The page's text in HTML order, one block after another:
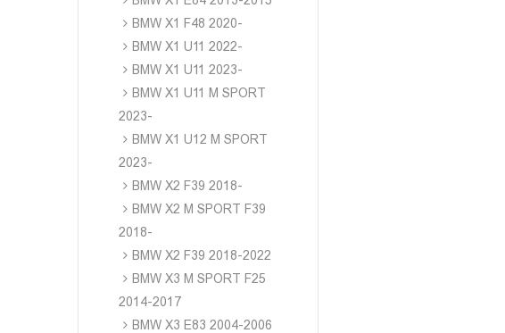
BMW X1 F48 2020-
BMW X1 U11 2022-
BMW X1 U11 2023-
BMW X1 U11 M SPORT
2023-
BMW X1 U12 M SPORT
2023-
BMW X2 F39 2018-
BMW X2 M SPORT F39
2018-
BMW X2 F39 2018-2022
BMW X3 M SPORT F25
2014-2017
BMW X3 E83 2004-2006